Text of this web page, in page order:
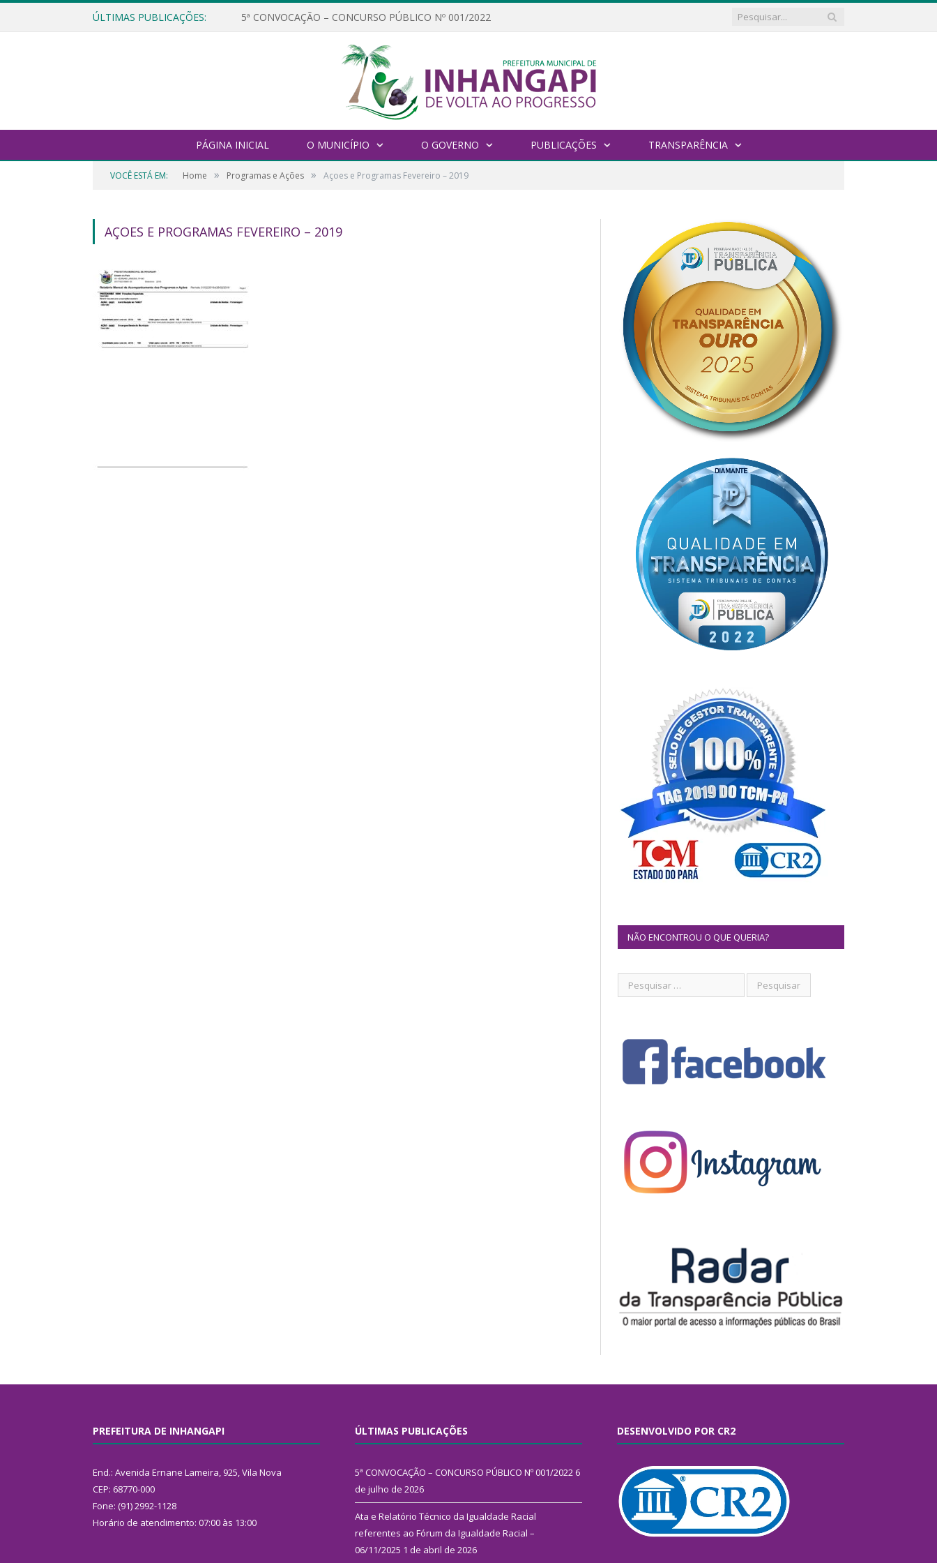
ÚLTIMAS PUBLICAÇÕES: 5ª CONVOCAÇÃO – CONCURSO PÚBLICO Nº 001/2022
PÁGINA INICIAL O MUNICÍPIO O GOVERNO PUBLICAÇÕES TRANSPARÊNCIA
VOCÊ ESTÁ EM: Home » Programas e Ações » Açoes e Programas Fevereiro – 2019
AÇOES E PROGRAMAS FEVEREIRO – 2019
NÃO ENCONTROU O QUE QUERIA?
PREFEITURA DE INHANGAPI
End.: Avenida Ernane Lameira, 925, Vila Nova
CEP: 68770-000
Fone: (91) 2992-1128
Horário de atendimento: 07:00 às 13:00
ÚLTIMAS PUBLICAÇÕES
5ª CONVOCAÇÃO – CONCURSO PÚBLICO Nº 001/2022 6
de julho de 2026
Ata e Relatório Técnico da Igualdade Racial
referentes ao Fórum da Igualdade Racial –
06/11/2025 1 de abril de 2026
DESENVOLVIDO POR CR2